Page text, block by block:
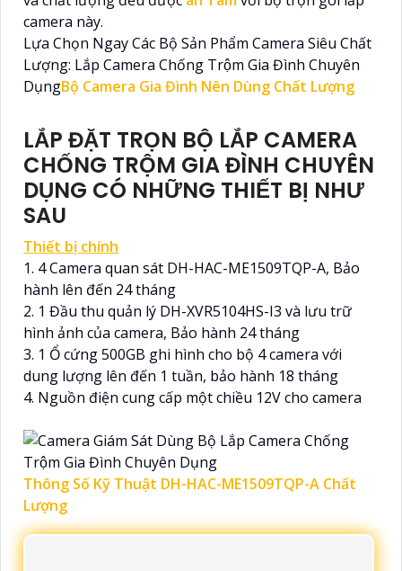
camera này.
Lựa Chọn Ngay Các Bộ Sản Phẩm Camera Siêu Chất
Lượng: Lắp Camera Chống Trộm Gia Đình Chuyên
DụngBộ Camera Gia Đình Nên Dùng Chất Lượng
LẮP ĐẶT TRỌN BỘ LẮP CAMERA
CHỐNG TRỘM GIA ĐÌNH CHUYÊN
DỤNG CÓ NHỮNG THIẾT BỊ NHƯ
SAU
Thiết bị chính
1. 4 Camera quan sát DH-HAC-ME1509TQP-A, Bảo
hành lên đến 24 tháng
2. 1 Đầu thu quản lý DH-XVR5104HS-I3 và lưu trữ
hình ảnh của camera, Bảo hành 24 tháng
3. 1 Ổ cứng 500GB ghi hình cho bộ 4 camera với
dung lượng lên đến 1 tuần, bảo hành 18 tháng
4. Nguồn điện cung cấp một chiều 12V cho camera
Thông Số Kỹ Thuật DH-HAC-ME1509TQP-A Chất
Lượng